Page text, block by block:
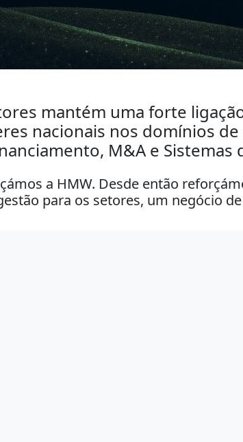
mantém uma forte
nacionais nos domínios
M&A e Sistemas
a HMW. Desde então
para os setores, um negócio de